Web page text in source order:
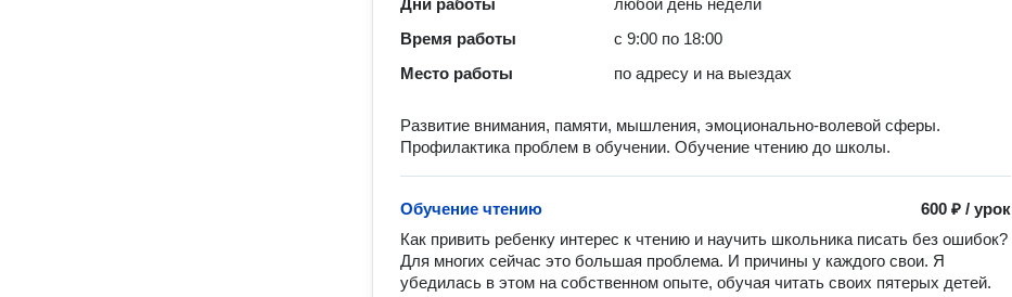
Дни работы
любой день недели
Время работы
с 9:00 по 18:00
Место работы
по адресу и на выездах
Развитие внимания, памяти, мышления, эмоционально-волевой сферы.
Профилактика проблем в обучении. Обучение чтению до школы.
600 ₽ /урок
Обучение чтению
Как привить ребенку интерес к чтению и научить школьника писать без ошибок?
Для многих сейчас это большая проблема. И причины у каждого свои. Я
убедилась в этом на собственном опыте, обучая читать своих пятерых детей.